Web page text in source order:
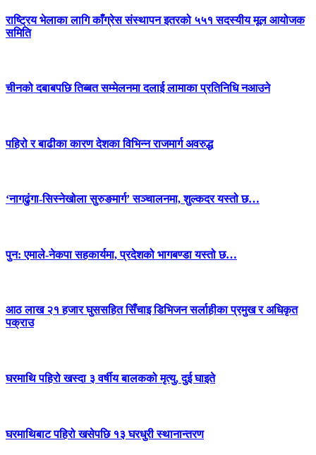
राष्ट्रिय भेलाका लागि काँग्रेस संस्थापन इतरको ५५१ सदस्यीय मूल आयोजक
समिति
चीनको दबाबपछि तिब्बत सम्मेलनमा दलाई लामाका प्रतिनिधि नआउने
पहिरो र बाढीका कारण देशका विभिन्न राजमार्ग अवरुद्ध
‘नागढुंगा-सिस्नेखोला सुरुङमार्ग’ सञ्चालनमा, शुल्कदर यस्तो छ…
पुन: एमाले-नेकपा सहकार्यमा, प्रदेशको भागबण्डा यस्तो छ…
आठ लाख २१ हजार घुससहित सिँचाइ डिभिजन सर्लाहीका प्रमुख र अधिकृत
पक्राउ
घरमाथि पहिरो खस्दा ३ वर्षीय बालकको मृत्यु, दुई घाइते
घरमाथिबाट पहिरो खसेपछि १३ घरधुरी स्थानान्तरण